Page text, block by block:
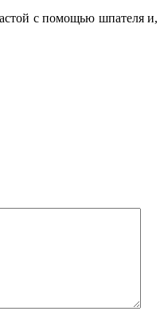
с помощью шпателя и,